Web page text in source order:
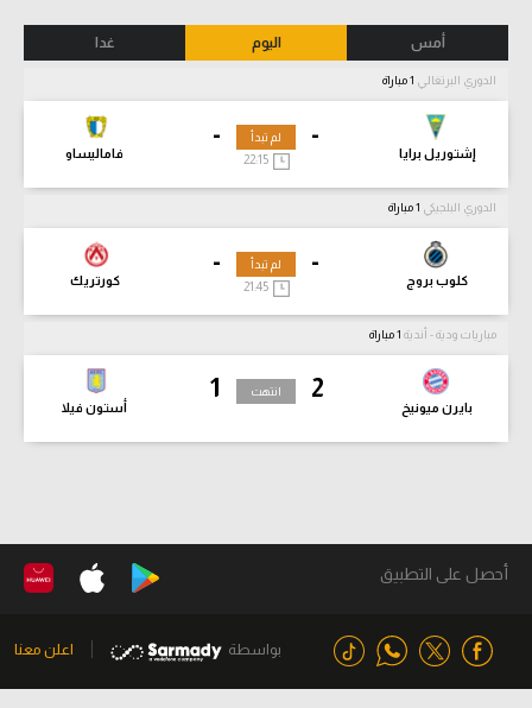
أمس اليوم غدا
الدوري البرتغالي
-
إشتوريل برايا
-
فاماليساو
لم تبدأ
22:15
الدوري البلجيكي
-
كلوب بروج
-
كورتريك
لم تبدأ
21:45
مباريات ودية - أندية
2
بايرن ميونيخ
1
أستون فيلا
انتهت
أحصل على التطبيق
بواسطة اعلن معنا